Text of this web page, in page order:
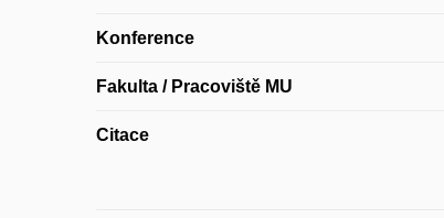
Konference
Fakulta / Pracoviště MU
Citace